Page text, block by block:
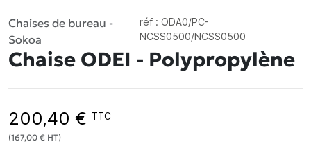
Chaises de bureau -
Sokoa
réf : ODA0/PC-
NCSS0500/NCSS0500
Chaise ODEI - Polypropylène
200,40 € TTC
(167,00 € HT)